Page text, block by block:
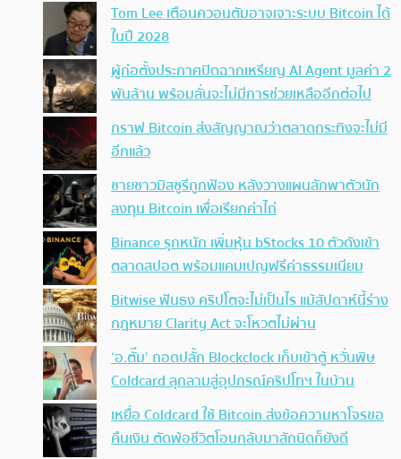
Tom Lee เตือนควอนตัมอาจเจาะระบบ Bitcoin ได้
ในปี 2028
ผู้ก่อตั้งประกาศปิดฉากเหรียญ AI Agent มูลค่า 2
พันล้าน พร้อมลั่นจะไม่มีการช่วยเหลืออีกต่อไป
กราฟ Bitcoin ส่งสัญญาณว่าตลาดกระทิงจะไม่มี
อีกแล้ว
ชายชาวมิสซูรีถูกฟ้อง หลังวางแผนลักพาตัวนัก
ลงทุน Bitcoin เพื่อเรียกค่าไถ่
Binance รุกหนัก เพิ่มหุ้น bStocks 10 ตัวดังเข้า
ตลาดสปอต พร้อมแคมเปญฟรีค่าธรรมเนียม
Bitwise ฟันธง คริปโตจะไม่เป็นไร แม้สัปดาห์นี้ร่าง
กฎหมาย Clarity Act จะโหวตไม่ผ่าน
‘อ.ตั๊ม’ ถอดปลั้ก Blockclock เก็บเข้าตู้ หวั่นพิษ
Coldcard ลุกลามสู่อุปกรณ์คริปโทฯ ในบ้าน
เหยื่อ Coldcard ใช้ Bitcoin ส่งข้อความหาโจรขอ
คืนเงิน ตัดพ้อชีวิตโอนกลับมาสักนิดก็ยังดี